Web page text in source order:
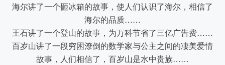
海尔讲了一个砸冰箱的故事，使人们认识了海尔，相信了
海尔的品质……
王石讲了一个登山的故事，为万科节省了三亿广告费……
百岁山讲了一段穷困潦倒的数学家与公主之间的凄美爱情
故事，人们相信了，百岁山是水中贵族……